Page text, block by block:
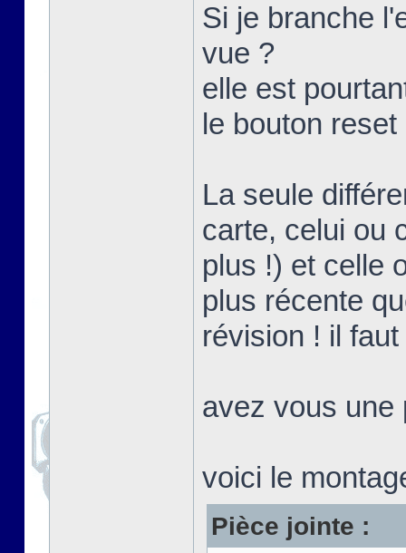
Si je branche
vue ?
elle est
le bouton
La seule
carte, celui ou
plus !) et celle
plus récente
révision ! il
avez vous une
voici le
Pièce jointe :